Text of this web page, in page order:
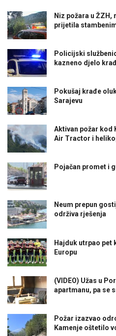
Niz požara u ŽZH,
prijetila
Policijski
kazneno djelo
Pokušaj krađe
Sarajevu
Aktivan požar kod
Air Tractor i
Pojačan promet i
Neum prepun
održiva rješenja
Hajduk utrpao pet
Europu
(VIDEO) Užas u
apartmanu, pa se
Požar izazvao
Kamenje oštetilo